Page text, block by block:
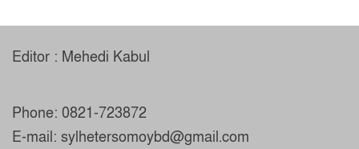
Editor : Mehedi Kabul
Phone: 0821-723872
E-mail: sylhetersomoybd@gmail.com